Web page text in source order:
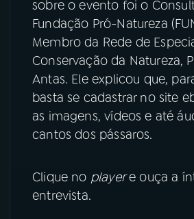
ACOMPANHE A RÁDIO NACIONAL
X
TikTok
sobre o evento foi o
Fundação Pró-Natureza
Membro da Rede de
Conservação da Natureza,
Antas. Ele explicou que,
basta se cadastrar no site
as imagens, vídeos e até
cantos dos pássaros.
Clique no playere ouça a
entrevista.